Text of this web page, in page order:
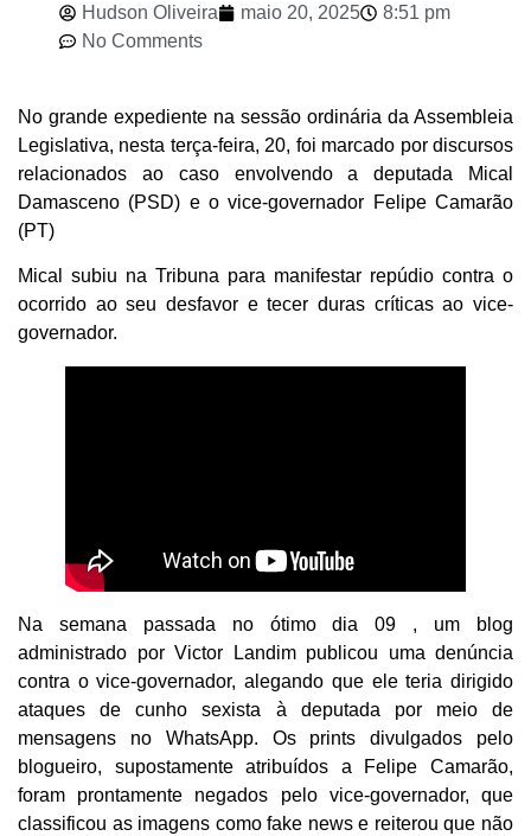
Hudson Oliveira maio 20, 2025
8:51 pm
No Comments
No grande expediente na sessão ordinária da Assembleia
Legislativa, nesta terça-feira, 20, foi marcado por discursos
relacionados ao caso envolvendo a deputada Mical
Damasceno (PSD) e o vice-governador Felipe Camarão
(PT)
Mical subiu na Tribuna para manifestar repúdio contra o
ocorrido ao seu desfavor e tecer duras críticas ao vice-
governador.
Na semana passada no ótimo dia 09 , um blog
administrado por Victor Landim publicou uma denúncia
contra o vice-governador, alegando que ele teria dirigido
ataques de cunho sexista à deputada por meio de
mensagens no WhatsApp. Os prints divulgados pelo
blogueiro, supostamente atribuídos a Felipe Camarão,
foram prontamente negados pelo vice-governador, que
classificou as imagens como fake news e reiterou que não